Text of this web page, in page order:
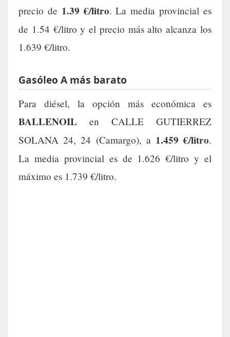
precio de 1.39 €/litro. La media provincial es
de 1.54 €/litro y el precio más alto alcanza los
1.639 €/litro.
Gasóleo A más barato
Para diésel, la opción más económica es
BALLENOIL en CALLE GUTIERREZ
SOLANA 24, 24 (Camargo), a 1.459 €/litro.
La media provincial es de 1.626 €/litro y el
máximo es 1.739 €/litro.